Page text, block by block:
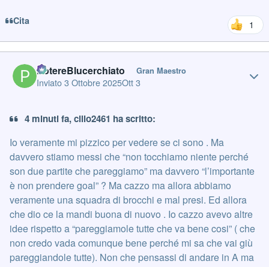
Cita 1
PotereBlucerchiato Gran Maestro
Inviato3 Ottobre 2025Ott 3
4 minuti fa, cillo2461 ha scritto:
Io veramente mi pizzico per vedere se ci sono . Ma
davvero stiamo messi che “non tocchiamo niente perché
son due partite che pareggiamo” ma davvero “l’importante
è non prendere goal” ? Ma cazzo ma allora abbiamo
veramente una squadra di brocchi e mal presi. Ed allora
che dio ce la mandi buona di nuovo . Io cazzo avevo altre
idee rispetto a “pareggiamole tutte che va bene cosi” ( che
non credo vada comunque bene perché mi sa che vai giù
pareggiandole tutte). Non che pensassi di andare in A ma